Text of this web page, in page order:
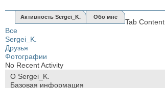
Активность Sergei_K. Обо мне
Tab Content
Все
Sergei_K.
Друзья
Фотографии
No Recent Activity
О Sergei_K.
Базовая информация